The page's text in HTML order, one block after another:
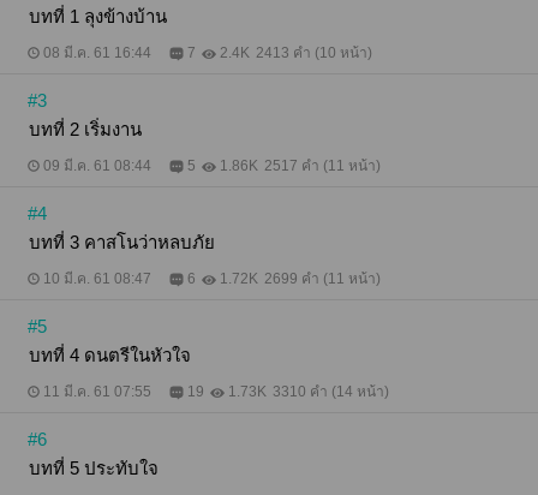
บทที่ 1 ลุงข้างบ้าน
08 มี.ค. 61 16:44 7 2.4K 2413 คำ (10 หน้า)
#3
บทที่ 2 เริ่มงาน
09 มี.ค. 61 08:44 5 1.86K 2517 คำ (11 หน้า)
#4
บทที่ 3 คาสโนว่าหลบภัย
10 มี.ค. 61 08:47 6 1.72K 2699 คำ (11 หน้า)
#5
บทที่ 4 ดนตรีในหัวใจ
11 มี.ค. 61 07:55 19 1.73K 3310 คำ (14 หน้า)
#6
บทที่ 5 ประทับใจ